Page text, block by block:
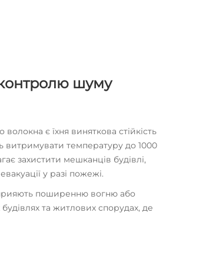
шуму
є їхня виняткова стійкість
витримувати температуру до 1000
захистити мешканців будівлі,
у разі пожежі.
поширенню вогню або
та житлових спорудах, де